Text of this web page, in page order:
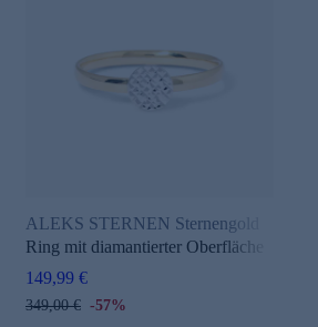
ALEKS STERNEN Sternengold
Ring mit diamantierter Oberfläche
149,99 €
349,00 € -57%